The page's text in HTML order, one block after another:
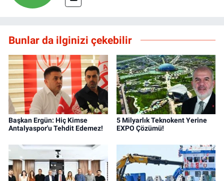
Bunlar da ilginizi çekebilir
Başkan Ergün: Hiç Kimse
Antalyaspor'u Tehdit Edemez!
5 Milyarlık Teknokent Yerine
EXPO Çözümü!